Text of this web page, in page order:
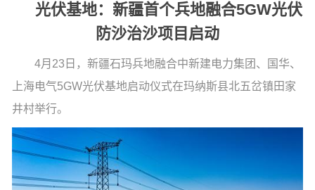
光伏基地：新疆首个兵地融合5GW光伏
防沙治沙项目启动
4月23日，新疆石玛兵地融合中新建电力集团、国华、
上海电气5GW光伏基地启动仪式在玛纳斯县北五岔镇田家
井村举行。